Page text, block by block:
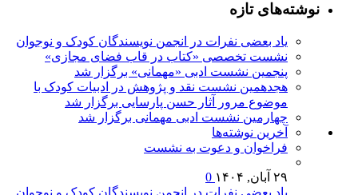
نوشته‌های تازه
یاد بعضی نفرات در انجمن نویسندگان کودک و نوجوان
نشست تخصصی «کتاب در قاب فضای مجازی»
پنجمین نشست ادبی «مهمانی» برگزار شد
هجدهمین نشست نقد و پژوهش در ادبیات کودک با
موضوع مرور آثار حسن پارسایی برگزار شد
چهارمین نشست ادبی مهمانی برگزار شد
آخرين‌ نوشته‌ها
فراخوان و دعوت به نشست
۲۹ آبان, ۱۴۰۴